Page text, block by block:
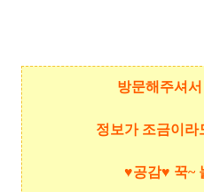
방문해주셔
정보가 조금이라
♥공감♥ 꾹~